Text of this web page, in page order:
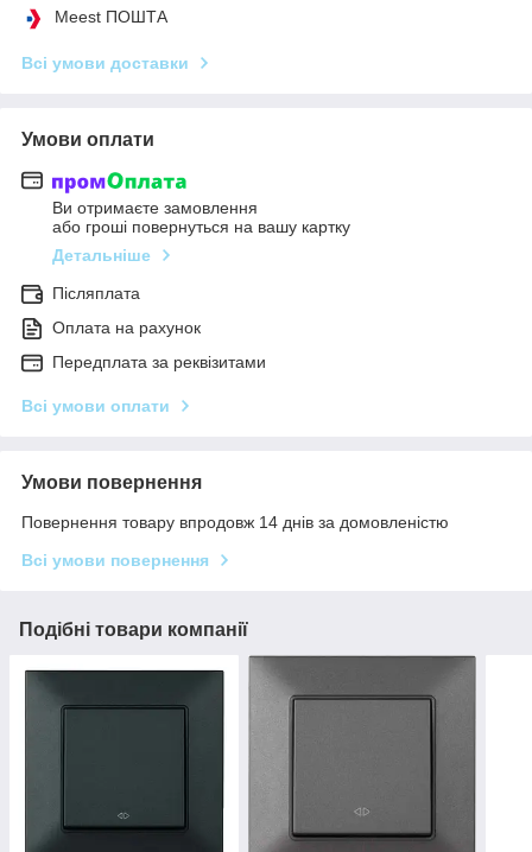
Meest ПОШТА
Всі умови доставки
Умови оплати
Ви отримаєте замовлення
або гроші повернуться на вашу картку
Детальніше
Післяплата
Оплата на рахунок
Передплата за реквізитами
Всі умови оплати
Умови повернення
Повернення товару впродовж 14 днів за домовленістю
Всі умови повернення
Подібні товари компанії